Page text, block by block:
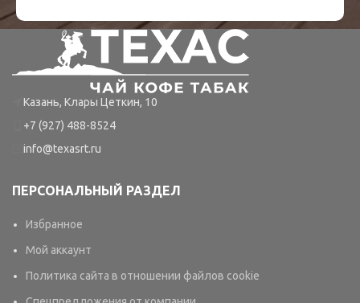
Казань, Клары Цеткин, 10
+7 (927) 488-8524
info@texasrt.ru
ПЕРСОНАЛЬНЫЙ РАЗДЕЛ
Избранное
Мой аккаунт
Политика сайта в отношении файлов cookie